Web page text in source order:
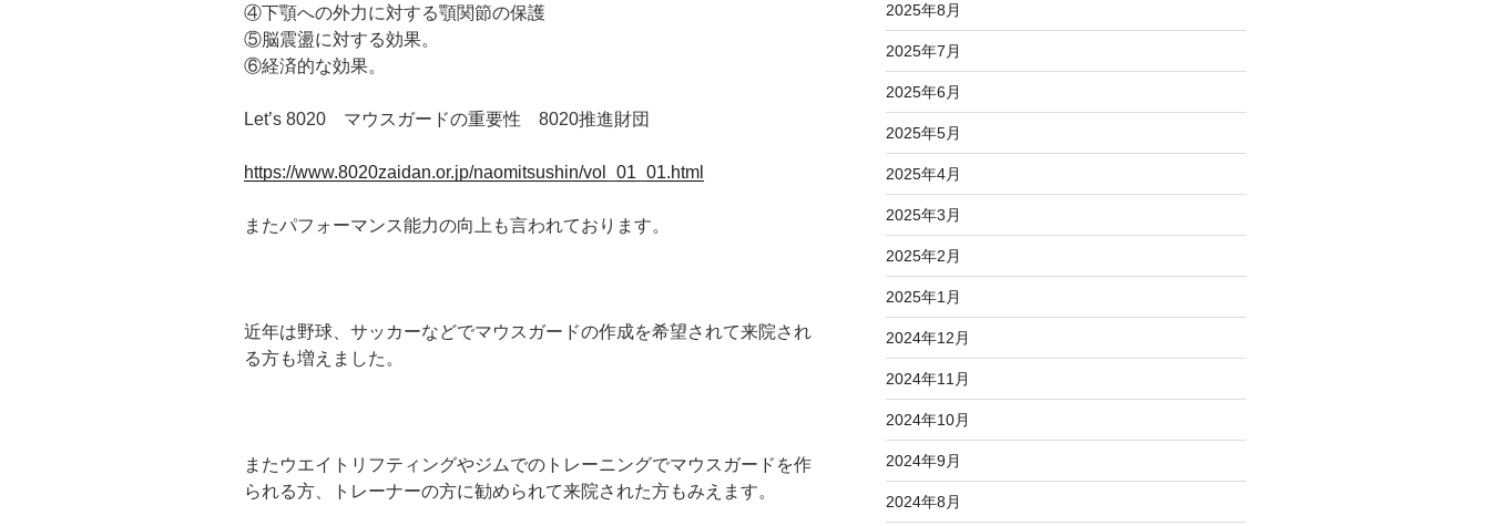
④下顎への外力に対する顎関節の保護
⑤脳震盪に対する効果。
⑥経済的な効果。
Let’s 8020 マウスガードの重要性 8020推進財団
https://www.8020zaidan.or.jp/naomitsushin/vol_01_01.html
またパフォーマンス能力の向上も言われております。
近年は野球、サッカーなどでマウスガードの作成を希望されて来院され
る方も増えました。
またウエイトリフティングやジムでのトレーニングでマウスガードを作
られる方、トレーナーの方に勧められて来院された方もみえます。
2025年8月
2025年7月
2025年6月
2025年5月
2025年4月
2025年3月
2025年2月
2025年1月
2024年12月
2024年11月
2024年10月
2024年9月
2024年8月